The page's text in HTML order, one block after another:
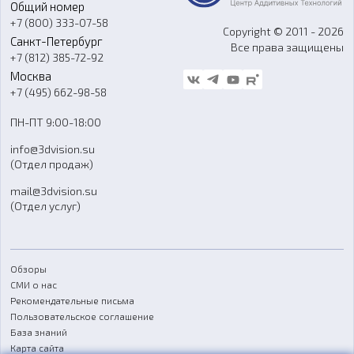
Программное обеспечение
Ремонт и услуги
О компании
Контакты
Гос. закупки
Стать дилером
Блог
FAQ
Общий номер
+7 (800) 333-07-58
Санкт-Петербург
+7 (812) 385-72-92
Москва
+7 (495) 662-98-58
ПН-ПТ 9:00-18:00
info@3dvision.su
(Отдел продаж)
mail@3dvision.su
(Отдел услуг)
Copyright © 2011 - 2026
Все права защищены
Обзоры
СМИ о нас
Рекомендательные письма
Пользовательское соглашение
База знаний
Карта сайта